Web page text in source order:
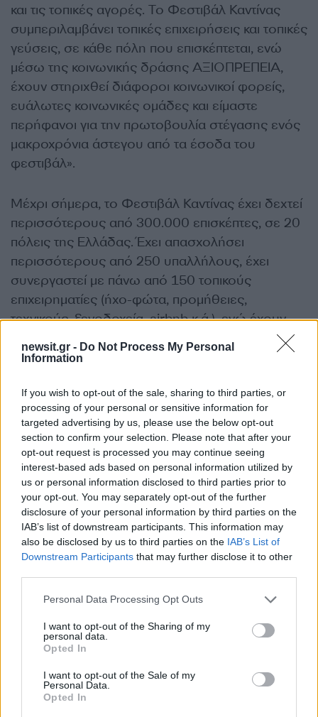
newsit.gr - Do Not Process My Personal
Information
If you wish to opt-out of the sale, sharing to third parties, or
processing of your personal or sensitive information for
targeted advertising by us, please use the below opt-out
section to confirm your selection. Please note that after your
opt-out request is processed you may continue seeing
interest-based ads based on personal information utilized by
us or personal information disclosed to third parties prior to
your opt-out. You may separately opt-out of the further
disclosure of your personal information by third parties on the
IAB’s list of downstream participants. This information may
also be disclosed by us to third parties on the IAB’s List of
Downstream Participants that may further disclose it to other
Please note that this website/app uses one or more Google
not limited to your visit or usage behaviour. You may click to
grant or deny consent to Google and its third-party tags to
use your data for below specified purposes in below Google
consent section.
Personal Data Processing Opt Outs
I want to opt-out of the Sharing of my
personal data.
Opted In
I want to opt-out of the Sale of my
Personal Data.
Opted In
και τις τοπικές αγορές. Το Φεστιβάλ Καντίνας
συμπεριλαμβάνει τοπικές επιχειρήσεις και τοπικές
γεύσεις, σε κάθε πόλη που επισκέπτεται, ενώ
μέσω της κοινωνικής δράσης ΑΞΙΟΠΡΕΠΕΙΑ,
έχουν στηριχθεί διάφοροι κοινωνικοί φορείς,
ευάλωτες κοινωνικές ομάδες και είμαστε
περήφανοι για την πρωτοβουλία στέγασης ενός
μακροχρόνια άστεγου από τα έσοδα του
φεστιβάλ».
Μέχρι σήμερα, το Φεστιβάλ Καντίνας έχει δεχτεί
περισσότερους από 300.000 επισκέπτες, σε 20
πόλεις της Ελλάδας. Έχει απασχολήσει
περισσότερους από 250 υπαλλήλους, έχει
συνεργαστεί με πάνω από 150 τοπικούς
επιχειρηματίες (ήχο-φώτα, προμήθειες,
τεχνικούς, ξενοδοχεία, airbnb κ.ά.), ενώ έχουν
συμμετάσχει σε αυτό περισσότεροι από 350
καλλιτέχνες και καλλιτεχνικά σχήματα.
Φεστιβάλ Καντίνας 2024
Δυτική Θεσσαλονίκη, Στο πρώην Στρατόπεδο
Μεγάλου Αλεξάνδρου (Αμπελόκηποι)
Τετάρτη 25 Σεπτεμβρίου έως Τρίτη 1 Οκτωβρίου
2024
Καθημερινά από τις 17:00
Δωρεάν πάρκινγκ.
ΔΙΑΦΗΜΙΣΗ